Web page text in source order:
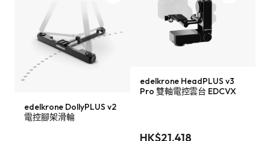
edelkrone DollyPLUS v2
電控腳架滑輪
edelkrone HeadPLUS v3
Pro 雙軸電控雲台 EDCVX
HK$21,418